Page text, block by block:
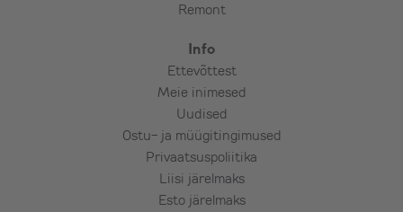
Remont
Info
Ettevõttest
Meie inimesed
Uudised
Ostu- ja müügitingimused
Privaatsuspoliitika
Liisi järelmaks
Esto järelmaks